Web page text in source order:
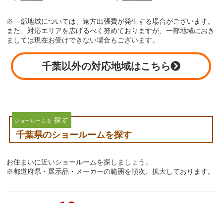
長生郡長生村 長生郡長南町
長生郡長柄町 長生郡白子町
長生郡睦沢町
木更津市
※一部地域については、遠方出張費が発生する場合がございます。
ましては現在お受けできない場合もございます。